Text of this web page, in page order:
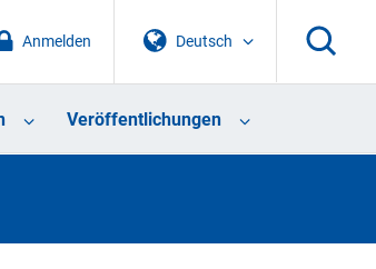
Deutsch
Anmelden
Veröffentlichungen